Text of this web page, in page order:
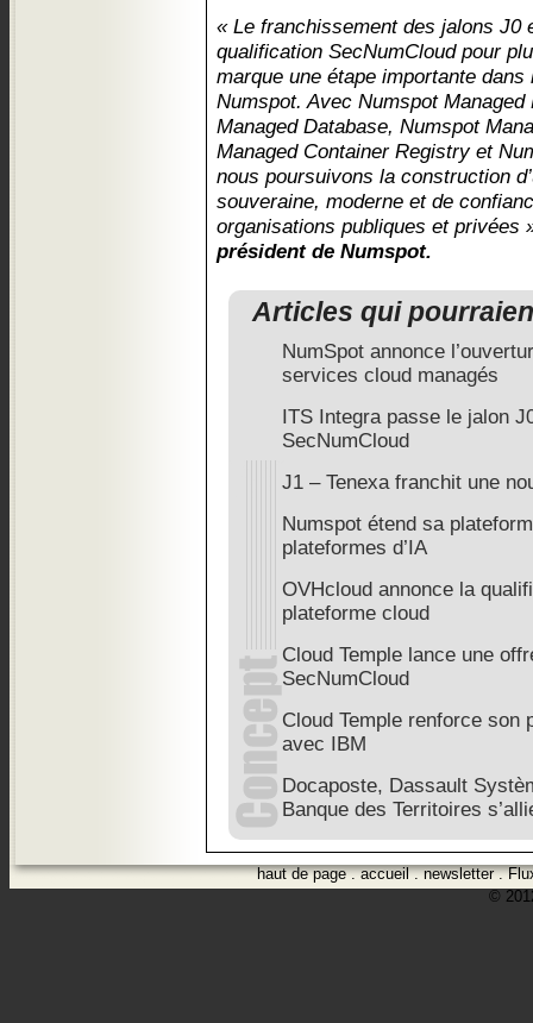
« Le franchissement des jalons J0
qualification SecNumCloud pour
marque une étape importante dans
Numspot. Avec Numspot
Managed Database, Numspot
Managed Container Registry et
nous poursuivons la construction
souveraine, moderne et de
organisations publiques et privées
président de Numspot.
Articles qui
NumSpot annonce
services cloud managés
ITS Integra passe le jalon
SecNumCloud
J1 – Tenexa franchit une
Numspot étend sa
plateformes d’IA
OVHcloud annonce la
plateforme cloud
Cloud Temple lance une
SecNumCloud
Cloud Temple renforce son
avec IBM
Docaposte, Dassault
Banque des Territoires
haut de page.accueil.newsletter.
©